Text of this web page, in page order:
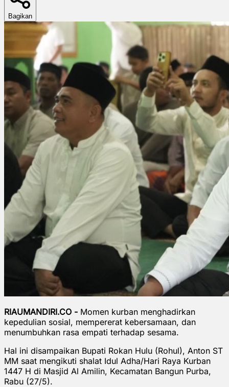
Bagikan
RIAUMANDIRI.CO - Momen kurban menghadirkan
kepedulian sosial, mempererat kebersamaan, dan
menumbuhkan rasa empati terhadap sesama.
Hal ini disampaikan Bupati Rokan Hulu (Rohul), Anton ST
MM saat mengikuti shalat Idul Adha/Hari Raya Kurban
1447 H di Masjid Al Amilin, Kecamatan Bangun Purba,
Rabu (27/5).